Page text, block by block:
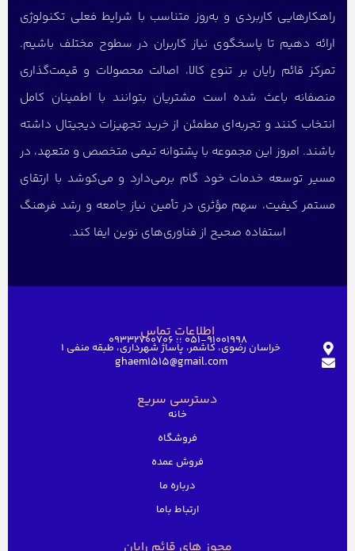
راهکارهایی کاربردی و به‌روز متناسب با شرایط فعلی تکنولوژی
ارائه دهیم تا پاسخگوی نیاز کاربران در سطوح مختلف باشیم.
تمرکز قائم رایان بر تنوع کالا، اصالت محصولات و قیمت‌گذاری
منصفانه باعث شده است مشتریان بتوانند با اطمینان کامل
انتخاب کنند و تجربه‌ای مطمئن از خرید تجهیزات دیجیتال داشته
باشند. امروز این مجموعه با پشتوانه تیمی متخصص و متعهد، در
مسیر توسعه خدمات خود گام برمی‌دارد و می‌کوشد با ارتقای
مستمر کیفیت، سهم مؤثری در تأمین نیاز جامعه و رشد فرهنگ
استفاده صحیح از فناوری‌های نوین ایفا کند.
اطلاعات تماس051-91001998 ؛؛ 09332700706
خراسان رضوی، کاشمر، پاساژ شهرداری، طبقه منفی ۱
ghaem1515@gmail.com
دسترسی سریع
خانه
فروشگاه
فروش عمده
درباره ما
ارتباط باما